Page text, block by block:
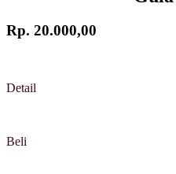
Rp. 20.000,00
Detail
Beli